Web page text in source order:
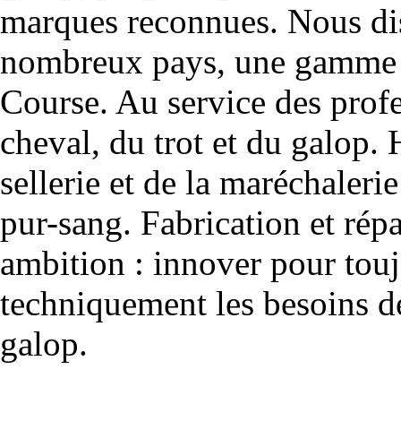
marques reconnues. Nous
nombreux pays, une
Course. Au service des
cheval, du trot et du galop.
sellerie et de la
pur-sang. Fabrication et
ambition : innover pour
techniquement les besoins
galop.